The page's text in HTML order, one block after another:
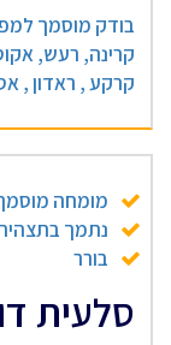
בודק מוסמך
קרינה, רעש,
קרקע , ראדון ,
מומחה
נתמך בתצהיר
בורר
סלעית